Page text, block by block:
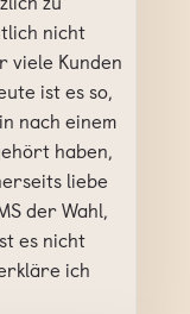
nicht
viele Kunden
ist es so,
nach einem
haben,
liebe
der Wahl,
es nicht
ich